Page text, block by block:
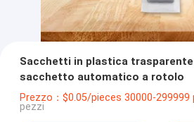
Sacchetti in plastica
sacchetto automatico a rotolo
Prezzo：$0.05/pieces 30000-299999
pezzi